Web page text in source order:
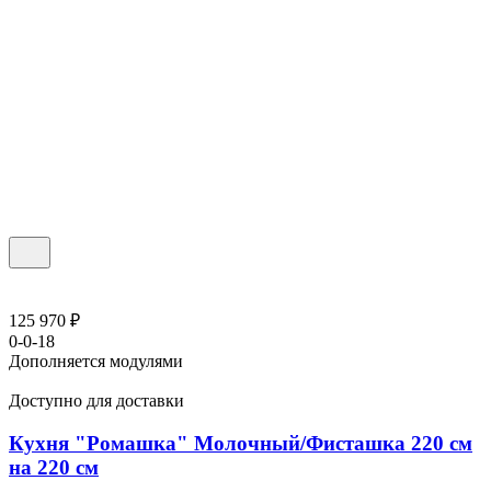
125 970 ₽
0-0-18
Дополняется модулями
Доступно для доставки
Кухня "Ромашка" Молочный/Фисташка 220 см
на 220 см